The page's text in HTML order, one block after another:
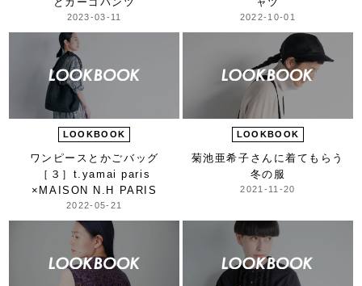
2023-03-11 2022-10-01
LOOKBOOK
ワンピースとかごバッグ
［３］ t.yamai paris
× MAISON N.H PARIS
2022-05-21
LOOKBOOK
菊池亜希子さんに着てもらう
冬の服
2021-11-20